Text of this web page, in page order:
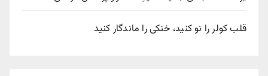
قلب کولر را نو کنید، خنکی را ماندگار کنید